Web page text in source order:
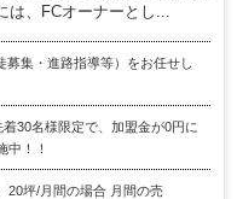
、FCオーナーとし...
募集・進路指導等）をお任せし
30名様限定で、加盟金が0円に
中！！
20坪/月間の場合 月間の売